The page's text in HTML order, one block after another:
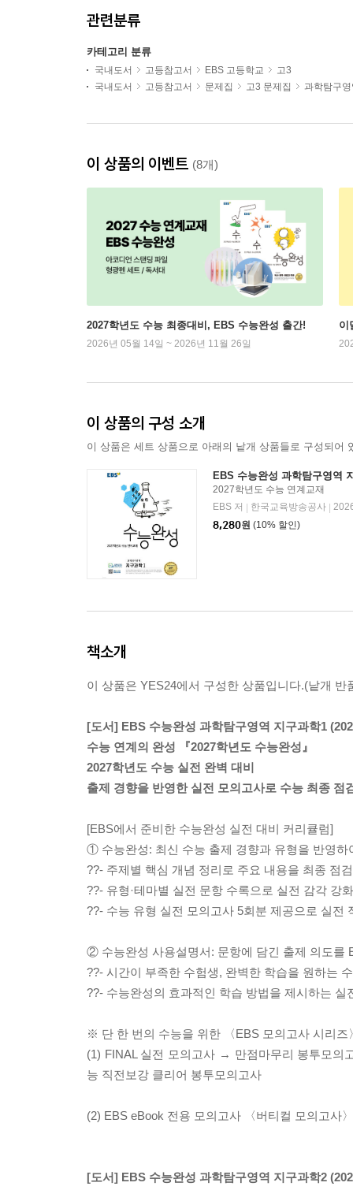
관련분류
카테고리 분류
국내도서 고등참고서 EBS 고등학교
고3
국내도서
고등참고서 문제집 고3 문제집 과학탐구
이 상품의 이벤트 (8개)
2027학년도 수능 최종대비, EBS 수능완성 출간!
2026년 05월 14일 ~ 2026년 11월 26일
이
이 상품의 구성 소개
이 상품은 세트 상품으로 아래의 낱개 상품들로 구성되어
EBS 수능완성 과학탐구영역
2027학년도 수능 연계교재
EBS 저
한국교육방송공사
8,280원 (10% 할인)
책소개
이 상품은 YES24에서 구성한 상품입니다.(낱개 반
[도서] EBS 수능완성 과학탐구영역 지구과학1
수능 연계의 완성 『2027학년도 수능완성』
2027학년도 수능 실전 완벽 대비
출제 경향을 반영한 실전 모의고사로 수능 최종 점
[EBS에서 준비한 수능완성 실전 대비 커리큘럼]
① 수능완성: 최신 수능 출제 경향과 유형을 반영
??- 주제별 핵심 개념 정리로 주요 내용을 최종 점검
??- 유형·테마별 실전 문항 수록으로 실전 감각 강화
??- 수능 유형 실전 모의고사 5회분 제공으로 실전
② 수능완성 사용설명서: 문항에 담긴 출제 의도를
??- 시간이 부족한 수험생, 완벽한 학습을 원하는
??- 수능완성의 효과적인 학습 방법을 제시하는 실
※ 단 한 번의 수능을 위한 〈EBS 모의고사 시리즈
(1) FINAL 실전 모의고사 → 만점마무리 봉투모
능 직전보강 클리어 봉투모의고사
(2) EBS eBook 전용 모의고사 〈버티컬 모의고사
[도서] EBS 수능완성 과학탐구영역 지구과학2